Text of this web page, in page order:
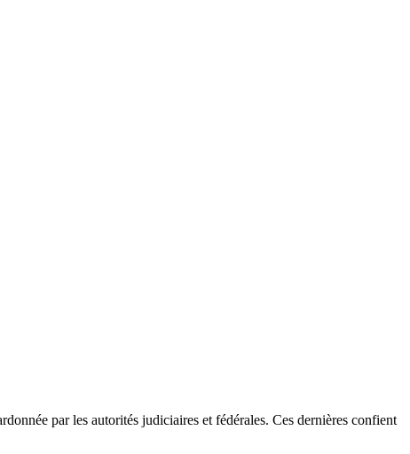
par les autorités judiciaires et fédérales. Ces dernières confient